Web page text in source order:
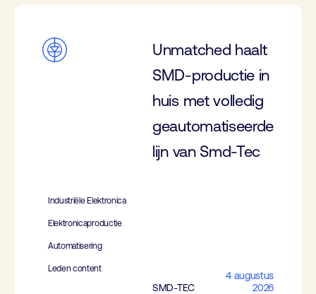
Unmatched haalt
SMD-productie in
huis met volledig
geautomatiseerde
lijn van Smd-Tec
Industriële Elektronica
Elektronicaproductie
Automatisering
Leden content
SMD-TEC
4 augustus
2026